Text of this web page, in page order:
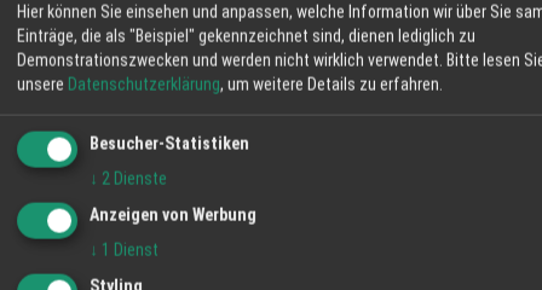
Dichtsysteme Kraus
2009 lernten Hubert Kraus und sein früherer
Schulkamerad Jürgen Brandstetter zufällig
kennen, mit dem man Nuten für Dichtungen in
Fensterrahmen fräsen kann. Im selben
Moment war eine neue Geschäftsidee
Fenster und Türen, die in die Jahre gekommen
WEITERE STELLEN
Anlagenmechaniker (M/W/D) für
Hier können Sie einsehen und anpassen, welche Information wir über Sie
Einträge, die als "Beispiel" gekennzeichnet sind, dienen lediglich zu
Demonstrationszwecken und werden nicht wirklich verwendet. Bitte lesen
unsere Datenschutzerklärung, um weitere Details zu erfahren.
Besucher-Statistiken
↓ 2 Dienste
Anzeigen von Werbung
↓ 1 Dienst
Styling